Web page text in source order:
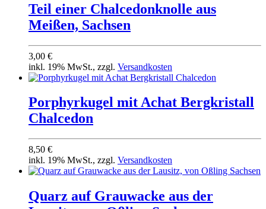
Teil einer Chalcedonknolle aus
Meißen, Sachsen
3,00 €
inkl. 19% MwSt., zzgl. Versandkosten
Porphyrkugel mit Achat Bergkristall
Chalcedon
8,50 €
inkl. 19% MwSt., zzgl. Versandkosten
Quarz auf Grauwacke aus der